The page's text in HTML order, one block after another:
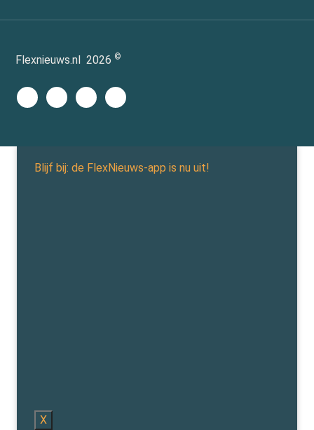
Flexnieuws.nl 2026 ©
Blijf bij: de FlexNieuws-app is nu uit!
X